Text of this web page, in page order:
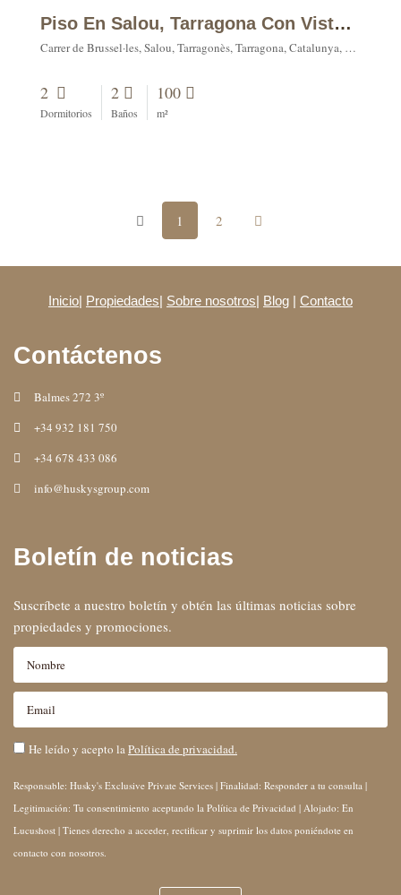
Piso En Salou, Tarragona Con Vistas Al Mar
Carrer de Brussel·les, Salou, Tarragonès, Tarragona, Catalunya, 43840, España
2
Dormitorios
2
Baños
100
m²
1 2
Inicio| Propiedades| Sobre nosotros| Blog | Contacto
Contáctenos
Balmes 272 3º
+34 932 181 750
+34 678 433 086
info@huskysgroup.com
Boletín de noticias
Suscríbete a nuestro boletín y obtén las últimas noticias sobre
propiedades y promociones.
He leído y acepto laPolítica de privacidad.
Responsable: Husky's Exclusive Private Services | Finalidad: Responder a tu consulta |
Legitimación: Tu consentimiento aceptando la Política de Privacidad | Alojado: En
Lucushost | Tienes derecho a acceder, rectificar y suprimir los datos poniéndote en
contacto con nosotros.